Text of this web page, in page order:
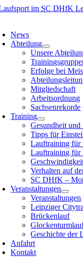
Zum
News
Abteilung
Unsere
Erfolge bei
Mitgliedschaft
Arbeitsordnung
Sachsenrekorde
Training
Gesundheit und
Tipps für
Lauftraining für
Lauftraining für
Verhalten auf
SC DHfK –
Veranstaltungen
Veranstaltungen
Leipziger
Brückenlauf
Geschichte der
Anfahrt
Kontakt